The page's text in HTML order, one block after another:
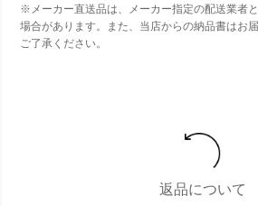
※メーカー直送品は、メーカー指定の配送業者
場合があります。また、当店からの納品書はお
ご了承ください。
返品について